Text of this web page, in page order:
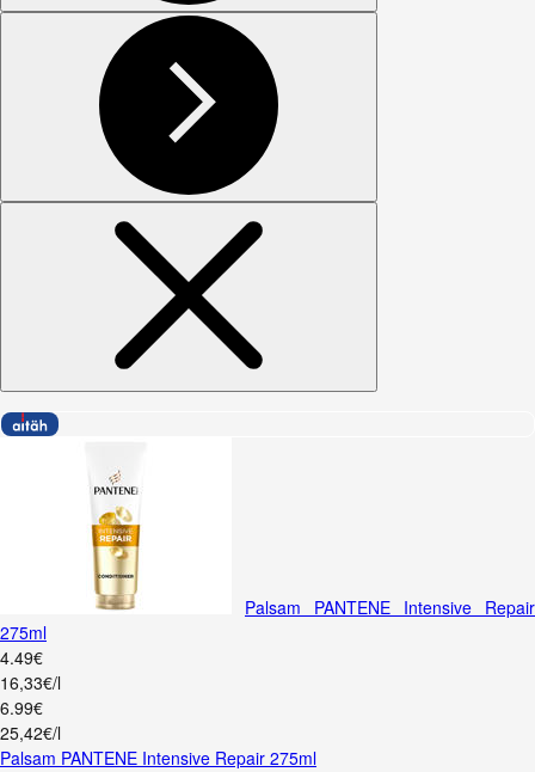
Palsam PANTENE Intensive Repair
275ml
4.49€
16,33€/l
6.99€
25,42€/l
Palsam PANTENE Intensive Repair 275ml